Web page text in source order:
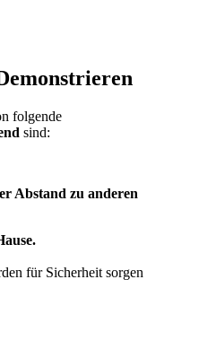
folgende
sind:
Abstand zu anderen
für Sicherheit sorgen